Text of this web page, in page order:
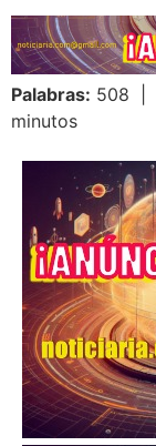
Palabras: 508 |
minutos